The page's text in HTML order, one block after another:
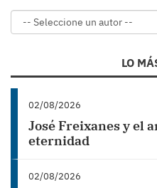
LO
02/08/2026
José Freixanes y el
eternidad
02/08/2026